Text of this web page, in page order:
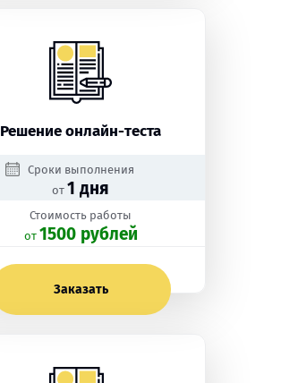
Решение онлайн-теста
Сроки выполнения
от 1 дня
Стоимость работы
oт 1500 рублей
Заказать